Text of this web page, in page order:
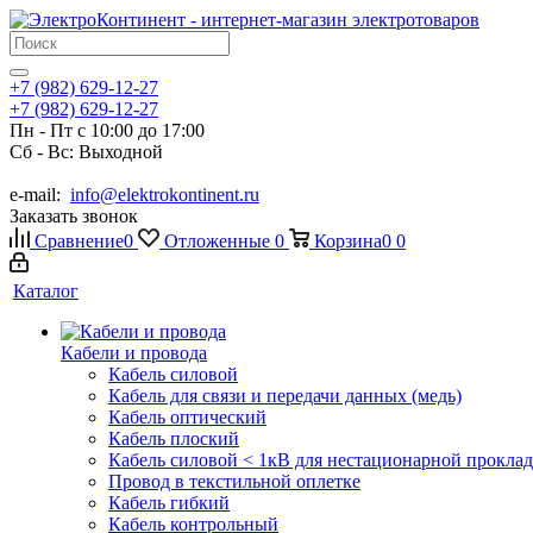
+7 (982) 629-12-27
+7 (982) 629-12-27
Пн - Пт с 10:00 до 17:00
Сб - Вс: Выходной
e-mail: info@elektrokontinent.ru
Заказать звонок
Сравнение0 Отложенные 0 Корзина0 0
Каталог
Кабели и провода
Кабель силовой
Кабель для связи и передачи данных (медь)
Кабель оптический
Кабель плоский
Кабель силовой < 1кВ для нестационарной
Провод в текстильной оплетке
Кабель гибкий
Кабель контрольный